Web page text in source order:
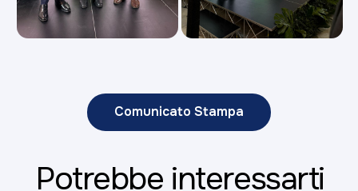
Comunicato Stampa
Potrebbe interessarti